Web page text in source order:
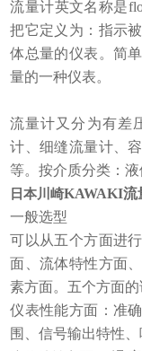
流量计英文名称是
把它定义为：指示
体总量的仪表。简
量的一种仪表。
流量计又分为有差
计、细缝流量计、
等。按介质分类：液
日本川崎KAWAKI流
一般选型
可以从五个方面进
面、流体特性方面
素方面。五个方面的
仪表性能方面：准
围、信号输出特性